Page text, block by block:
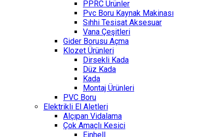
PPRC Ürünler
Pvc Boru Kaynak Makinası
Sıhhi Tesisat Aksesuar
Vana Çeşitleri
Gider Borusu Açma
Klozet Ürünleri
Dirsekli Kada
Düz Kada
Kada
Montaj Ürünleri
PVC Boru
Elektrikli El Aletleri
Alçıpan Vidalama
Çok Amaçlı Kesici
Einhell